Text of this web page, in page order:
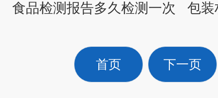
食品检测报告多久检测一次
首页 下一页